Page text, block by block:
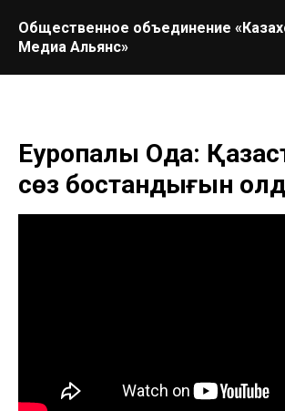
Общественное объединение
Медиа Альянс»
Еуропалық Одақ:
сөз бостандығын